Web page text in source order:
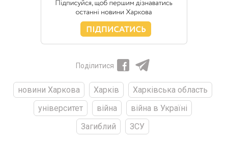
Поділитися
новини Харкова Харків
Харківська область
університет
війна
війна в Україні
Загиблий
ЗСУ